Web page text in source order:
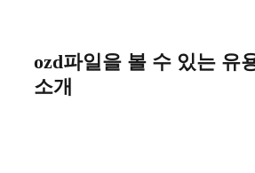
ozd파일을 볼 수 있는 유
소개